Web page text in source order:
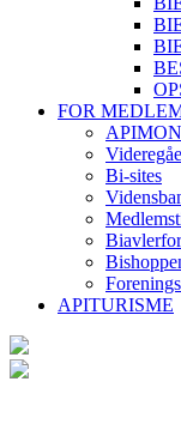
FOR
Bi-sites
APITURISME